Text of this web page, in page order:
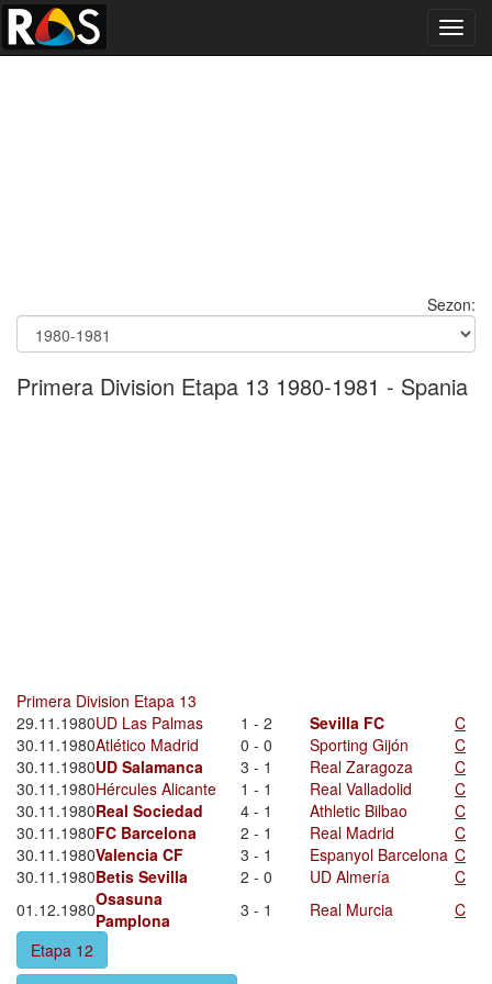
Sezon:
Primera Division Etapa 13 1980-1981 - Spania
Primera Division Etapa 13
29.11.1980UD Las Palmas 1 - 2 Sevilla FC
C
30.11.1980Atlético Madrid 0 - 0 Sporting Gijón
C
30.11.1980UD Salamanca 3 - 1 Real Zaragoza
C
30.11.1980Hércules Alicante 1 - 1 Real Valladolid
C
30.11.1980Real Sociedad 4 - 1 Athletic Bilbao
C
30.11.1980FC Barcelona 2 - 1 Real Madrid
C
30.11.1980Valencia CF 3 - 1 Espanyol Barcelona C
30.11.1980Betis Sevilla 2 - 0 UD Almería
C
01.12.1980Osasuna
Pamplona
3 - 1 Real Murcia
C
Etapa 12